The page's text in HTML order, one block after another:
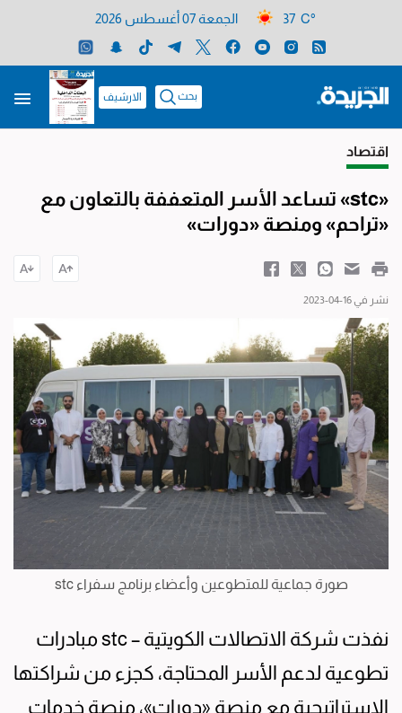
37 C° الجمعة 07 أغسطس 2026
بحث الارشيف
اقتصاد
«stc» تساعد الأسر المتعففة بالتعاون مع
«تراحم» ومنصة «دورات»
نشر في 16-04-2023
صورة جماعية للمتطوعين وأعضاء برنامج سفراء stc
نفذت شركة الاتصالات الكويتية – stc مبادرات
تطوعية لدعم الأسر المحتاجة، كجزء من شراكتها
الاستراتيجية مع منصة «دورات»، منصة خدمات